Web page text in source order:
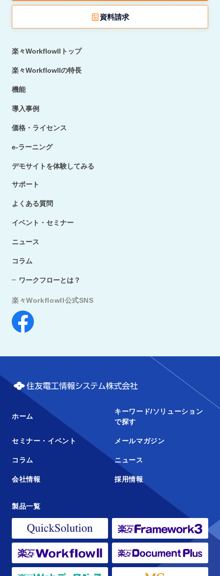
資料請求
楽々WorkflowIIトップ
楽々WorkflowIIの特長
機能
導入事例
価格・ライセンス
e-ラーニング
デモサイトを体験してみる
サポート
よくある質問
イベント・セミナー
ニュース
コラム
ワークフローとは？
楽々WorkflowII公式SNS
ホーム
キーワード/ソリューション
で探す
セミナー・イベント メールマガジン
コラム ニュース
会社情報 採用情報
製品一覧